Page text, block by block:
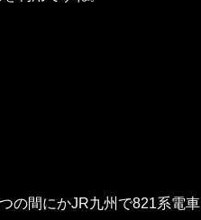
の間にかJR九州で821系電車